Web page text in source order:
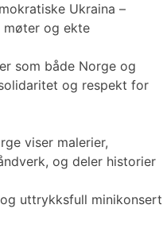
Ukraina –
møter og ekte
som både Norge og
og respekt for
viser malerier,
og deler historier
uttrykksfull minikonsert